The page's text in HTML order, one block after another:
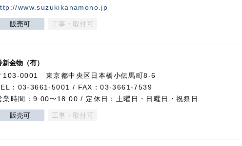
www.suzukikanamono.jp
販売可 工事・取付可
新金物（有）
103-0001 東京都中央区日本橋小伝馬町8-6
：03-3661-5001 / FAX：03-3661-7539
業時間：9:00〜18:00 / 定休日：土曜日・日曜日・祝祭日
販売可 工事・取付可